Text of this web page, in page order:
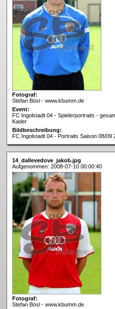
Fotograf:
Stefan Bösl - www.kbumm.de
Event:
FC Ingolstadt 04 - Spielerportraits -
Kader
Bildbeschreibung:
FC Ingolstadt 04 - Portraits Saison 08/09
14_dallevedove_jakob.jpg
Aufgenommen: 2008-07-10 00:00:40
Fotograf:
Stefan Bösl - www.kbumm.de